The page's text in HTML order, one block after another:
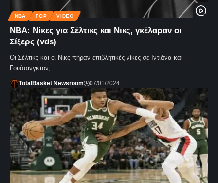
NBA TOP VIDEO
NBA: Νίκες για Σέλτικς και Νικς, γκέλαραν οι
Σίξερς (vds)
Οι Σέλτικς και οι Νικς πήραν επιβλητικές νίκες σε Ιντιάνα και
Γουάσινγκτον,…
TotalBasket Newsroom 07/01/2024